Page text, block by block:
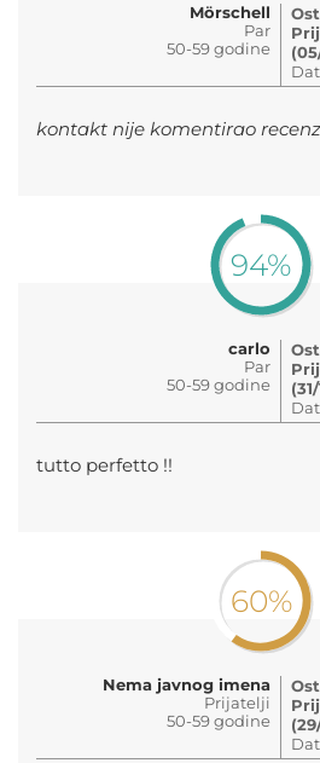
Mörschell
Par
50-59 godine
kontakt nije komentirao
94%
carlo
Par
50-59 godine
tutto perfetto !!
60%
Nema javnog imena
Prijatelji
50-59 godine